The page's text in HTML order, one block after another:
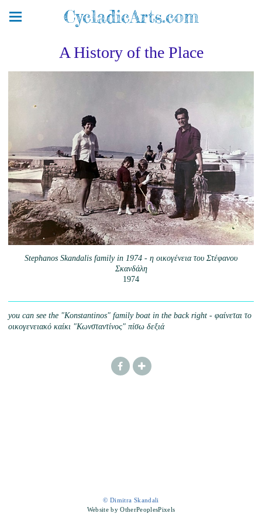
CycladicArts.com
A History of the Place
Stephanos Skandalis family in 1974 - η οικογένεια του Στέφανου
Σκανδάλη
1974
you can see the "Konstantinos" family boat in the back right - φαίνεται το
οικογενειακό καίκι "Κωνσταντίνος" πίσω δεξιά
© Dimitra Skandali
Website by OtherPeoplesPixels